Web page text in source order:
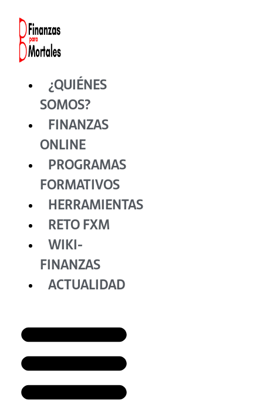
contenido
¿QUIÉNES
SOMOS?
FINANZAS
ONLINE
PROGRAMAS
FORMATIVOS
HERRAMIENTAS
RETO FXM
WIKI-
FINANZAS
ACTUALIDAD